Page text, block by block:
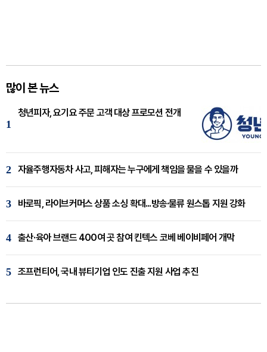
많이 본 뉴스
1
청년피자, 요기요 주문 고객 대상 프로모션 전개
2 자율주행자동차 사고, 피해자는 누구에게 책임을 물을 수 있을까
3 바로픽, 라이브커머스 상품 소싱 확대...방송·물류 원스톱 지원 강화
4 출산·육아 브랜드 400여 곳 참여 킨텍스 코베 베이비페어 개막
5 조프런티어, 국내 뷰티기업 인도 진출 지원 사업 추진